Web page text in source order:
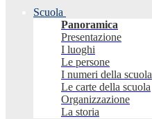
Scuola
Panoramica
Presentazione
I luoghi
Le persone
I numeri della scuola
Le carte della scuola
Organizzazione
La storia